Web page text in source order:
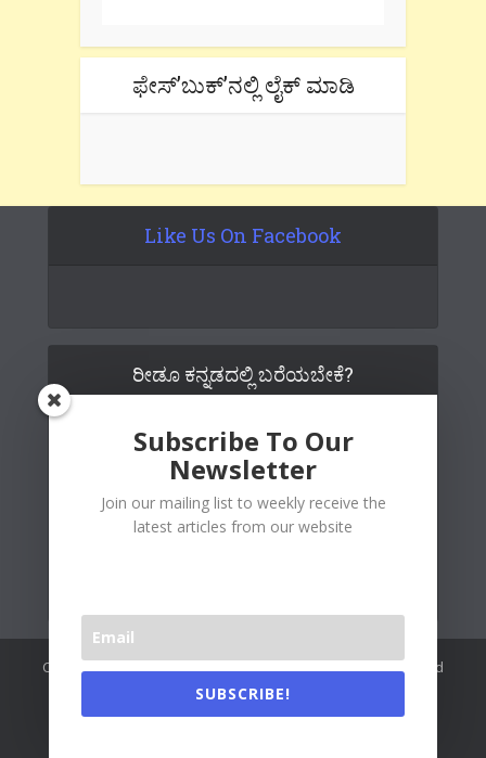
ಫೇಸ್’ಬುಕ್’ನಲ್ಲಿ ಲೈಕ್ ಮಾಡಿ
Like Us On Facebook
ರೀಡೂ ಕನ್ನಡದಲ್ಲಿ ಬರೆಯಬೇಕೆ?
Copywrite© 2026 Readoo Media Private Limited. Created and
maintained byThe Web People
Subscribe To Our
Newsletter
Join our mailing list to weekly receive the
latest articles from our website
SUBSCRIBE!